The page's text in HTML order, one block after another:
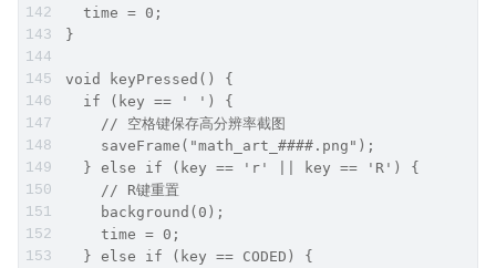
  time = 0;
}
void keyPressed() {
  if (key == ' ') {
    // 空格键保存高分辨率截图
    saveFrame("math_art_####.png");
  } else if (key == 'r' || key == 'R') {
    // R键重置
    background(0);
    time = 0;
  } else if (key == CODED) {